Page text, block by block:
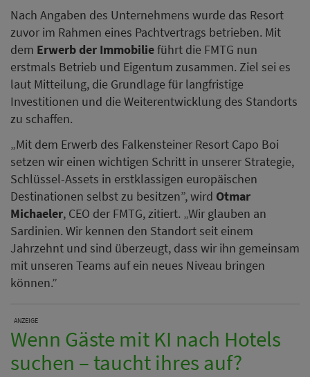
Nach Angaben des Unternehmens wurde das Resort
zuvor im Rahmen eines Pachtvertrags betrieben. Mit
dem Erwerb der Immobilieführt die FMTG nun
erstmals Betrieb und Eigentum zusammen. Ziel sei es
laut Mitteilung, die Grundlage für langfristige
Investitionen und die Weiterentwicklung des Standorts
zu schaffen.
„Mit dem Erwerb des Falkensteiner Resort Capo Boi
setzen wir einen wichtigen Schritt in unserer Strategie,
Schlüssel-Assets in erstklassigen europäischen
Destinationen selbst zu besitzen”, wird Otmar
Michaeler, CEO der FMTG, zitiert. „Wir glauben an
Sardinien. Wir kennen den Standort seit einem
Jahrzehnt und sind überzeugt, dass wir ihn gemeinsam
mit unseren Teams auf ein neues Niveau bringen
können.”
ANZEIGE
Wenn Gäste mit KI nach Hotels
suchen – taucht ihres auf?